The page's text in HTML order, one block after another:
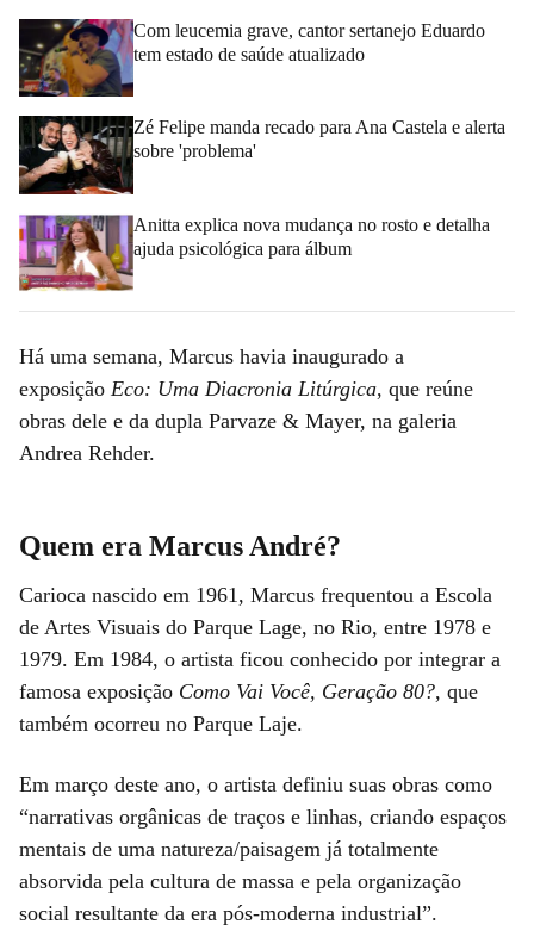
Com leucemia grave, cantor sertanejo Eduardo
tem estado de saúde atualizado
Zé Felipe manda recado para Ana Castela e alerta
sobre 'problema'
Anitta explica nova mudança no rosto e detalha
ajuda psicológica para álbum
Há uma semana, Marcus havia inaugurado a
exposição Eco: Uma Diacronia Litúrgica, que reúne
obras dele e da dupla Parvaze & Mayer, na galeria
Andrea Rehder.
Quem era Marcus André?
Carioca nascido em 1961, Marcus frequentou a Escola
de Artes Visuais do Parque Lage, no Rio, entre 1978 e
1979. Em 1984, o artista ficou conhecido por integrar a
famosa exposição Como Vai Você, Geração 80?, que
também ocorreu no Parque Laje.
Em março deste ano, o artista definiu suas obras como
“narrativas orgânicas de traços e linhas, criando espaços
mentais de uma natureza/paisagem já totalmente
absorvida pela cultura de massa e pela organização
social resultante da era pós-moderna industrial”.